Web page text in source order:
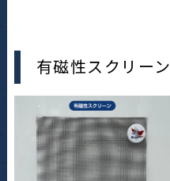
有磁性スクリーン